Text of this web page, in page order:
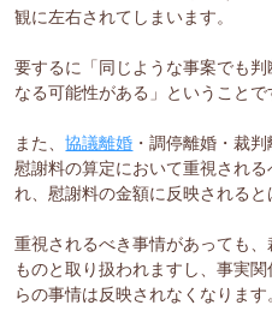
観に左右されてしまいます。
要するに「同じような事案でも
なる可能性がある」ということで
また、協議離婚 ・調停離婚・裁
慰謝料の算定において重視され
れ、慰謝料の金額に反映されると
重視されるべき事情があっても
ものと取り扱われますし、事実
らの事情は反映されなくなります